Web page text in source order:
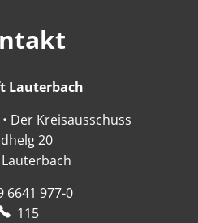
Lauterbach
Der Kreisausschuss
20
Lauterbach
6641 977-0
115